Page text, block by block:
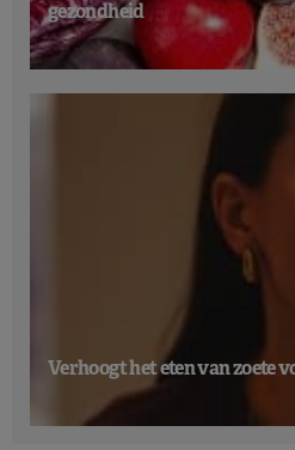
gezondheid
Verhoogt het eten van zoete